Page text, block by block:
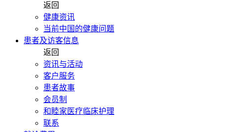
返回
健康资讯
当前中国的健康问题
患者及访客信息
返回
资讯与活动
客户服务
患者故事
会员制
和睦家医疗临床护理
联系